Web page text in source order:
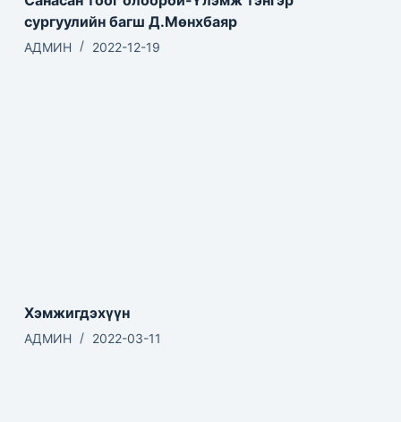
сургуулийн багш Д.Мөнхбаяр
АДМИН 2022-12-19
Хэмжигдэхүүн
АДМИН 2022-03-11